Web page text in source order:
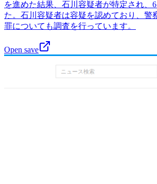
を進めた結果、石川容疑者が特定され、
た。石川容疑者は容疑を認めており、警
罪についても調査を行っています。
Open save